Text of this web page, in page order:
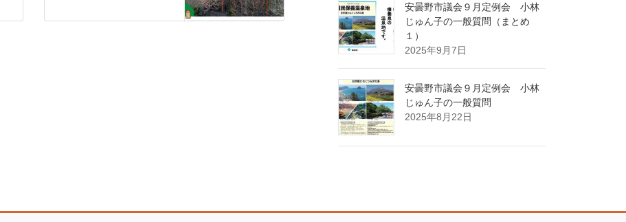
安曇野市議会９月定例会 小林
じゅん子の一般質問（まとめ
１）
2025年9月7日
安曇野市議会９月定例会 小林
じゅん子の一般質問
2025年8月22日